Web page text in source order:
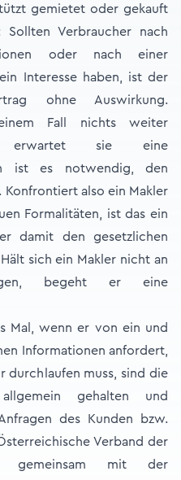
gemietet oder gekauft
Verbraucher nach
oder nach einer
Interesse haben, ist der
ohne Auswirkung.
Fall nichts weiter
erwartet sie eine
ist es notwendig, den
also ein Makler
Formalitäten, ist das ein
damit den gesetzlichen
sich ein Makler nicht an
begeht er eine
Mal, wenn er von ein und
Informationen anfordert,
durchlaufen muss, sind die
gehalten und
des Kunden bzw.
Verband der
gemeinsam mit der